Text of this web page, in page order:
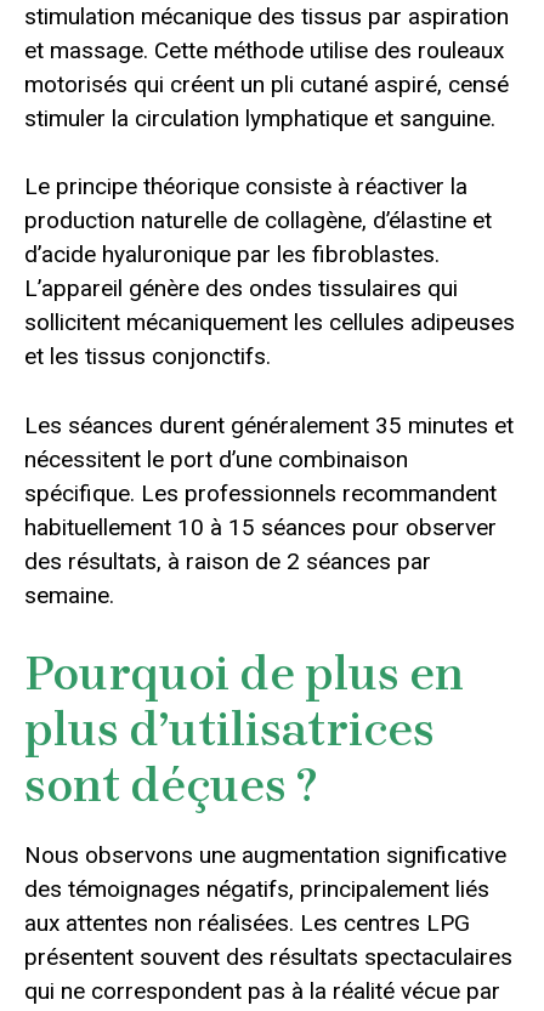
stimulation mécanique des tissus par aspiration
et massage. Cette méthode utilise des rouleaux
motorisés qui créent un pli cutané aspiré, censé
stimuler la circulation lymphatique et sanguine.
Le principe théorique consiste à réactiver la
production naturelle de collagène, d’élastine et
d’acide hyaluronique par les fibroblastes.
L’appareil génère des ondes tissulaires qui
sollicitent mécaniquement les cellules adipeuses
et les tissus conjonctifs.
Les séances durent généralement 35 minutes et
nécessitent le port d’une combinaison
spécifique. Les professionnels recommandent
habituellement 10 à 15 séances pour observer
des résultats, à raison de 2 séances par
semaine.
Pourquoi de plus en
plus d’utilisatrices
sont déçues ?
Nous observons une augmentation significative
des témoignages négatifs, principalement liés
aux attentes non réalisées. Les centres LPG
présentent souvent des résultats spectaculaires
qui ne correspondent pas à la réalité vécue par